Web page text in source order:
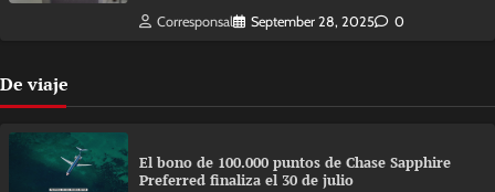
Corresponsal September 28, 2025 0
De viaje
El bono de 100.000 puntos de Chase Sapphire
Preferred finaliza el 30 de julio